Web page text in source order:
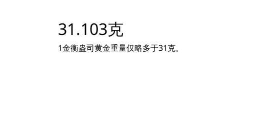
31.103克
1金衡盎司黄金重量仅略多于31克。